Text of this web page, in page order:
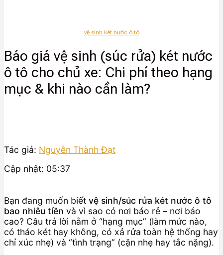
vệ sinh két nước ô tô
Báo giá vệ sinh (súc rửa) két nước
ô tô cho chủ xe: Chi phí theo hạng
mục & khi nào cần làm?
Tác giả: Nguyễn Thành Đạt
Cập nhật: 05:37
Bạn đang muốn biết vệ sinh/súc rửa két nước ô tô
bao nhiêu tiền và vì sao có nơi báo rẻ – nơi báo
cao? Câu trả lời nằm ở “hạng mục” (làm mức nào,
có tháo két hay không, có xả rửa toàn hệ thống hay
chỉ xúc nhẹ) và “tình trạng” (cặn nhẹ hay tắc nặng).